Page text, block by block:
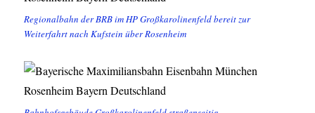
Regionalbahn der BRB im HP Großkarolinenfeld bereit zur
Weiterfahrt nach Kufstein über Rosenheim